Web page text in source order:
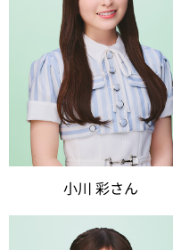
小川 彩さん